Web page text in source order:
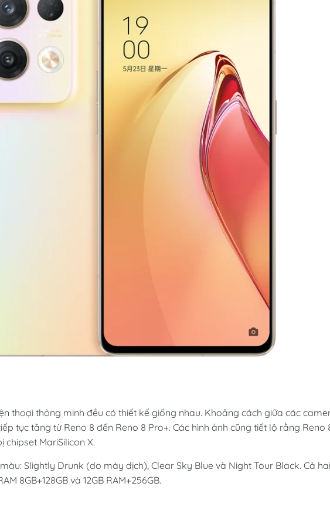
thoại thông minh đều có thiết kế giống nhau. Khoảng cách giữa các
tục tăng từ Reno 8 đến Reno 8 Pro+. Các hình ảnh cũng tiết lộ rằng Reno
MariSilicon X.
Slightly Drunk (do máy dịch), Clear Sky Blue và Night Tour Black. Cả hai
8GB+128GB và 12GB RAM+256GB.